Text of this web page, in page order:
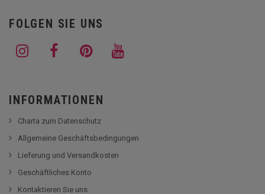
FOLGEN SIE UNS
INFORMATIONEN
Charta zum Datenschutz
Allgemeine Geschäftsbedingungen
Lieferung und Versandkosten
Geschäftliches Konto
Kontaktieren Sie uns